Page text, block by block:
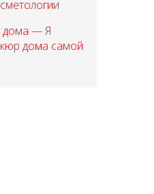
дома — Я
дома самой